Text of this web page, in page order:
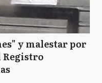
y malestar por
Registro